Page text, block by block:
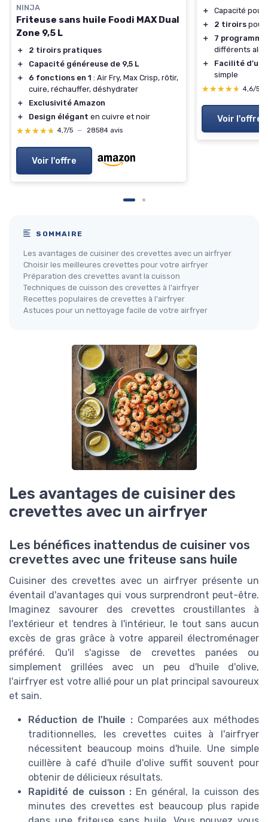
NINJA
Friteuse sans huile Foodi MAX Dual
Zone 9,5 L
＋
2 tiroirs pratiques
＋
Capacité généreuse de 9,5 L
＋
6 fonctions en 1 : Air Fry, Max Crisp, rôtir,
cuire, réchauffer, déshydrater
＋
Exclusivité Amazon
＋
Design élégant en cuivre et noir
★★★★★
★★★★★ 4,7/5 — 28584 avis
Voir l'offre
＋
Capacité
＋
2 tiroirs pour
＋
7
différents
＋
Facilité
simple
★★★★★
★★★★★ 4,6/5
Voir l'offre
SOMMAIRE
Les avantages de cuisiner des crevettes avec un airfryer
Choisir les meilleures crevettes pour votre airfryer
Préparation des crevettes avant la cuisson
Techniques de cuisson des crevettes à l'airfryer
Recettes populaires de crevettes à l'airfryer
Astuces pour un nettoyage facile de votre airfryer
Les avantages de cuisiner des
crevettes avec un airfryer
Les bénéfices inattendus de cuisiner vos
crevettes avec une friteuse sans huile
Cuisiner des crevettes avec un airfryer présente un
éventail d'avantages qui vous surprendront peut-être.
Imaginez savourer des crevettes croustillantes à
l'extérieur et tendres à l'intérieur, le tout sans aucun
excès de gras grâce à votre appareil électroménager
préféré. Qu'il s'agisse de crevettes panées ou
simplement grillées avec un peu d'huile d'olive,
l'airfryer est votre allié pour un plat principal savoureux
et sain.
Réduction de l'huile : Comparées aux méthodes
traditionnelles, les crevettes cuites à l'airfryer
nécessitent beaucoup moins d'huile. Une simple
cuillère à café d'huile d'olive suffit souvent pour
obtenir de délicieux résultats.
Rapidité de cuisson : En général, la cuisson des
minutes des crevettes est beaucoup plus rapide